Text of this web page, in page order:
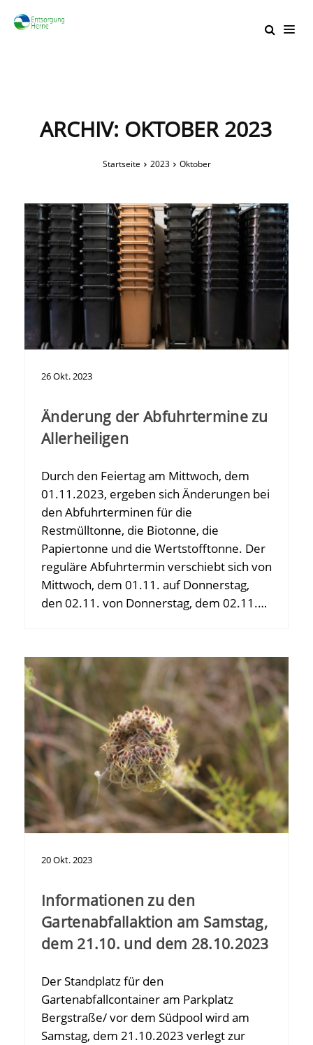
ARCHIV: OKTOBER 2023
Startseite 2023 Oktober
26Okt.2023
Änderung der Abfuhrtermine zu
Allerheiligen
Durch den Feiertag am Mittwoch, dem
01.11.2023, ergeben sich Änderungen bei
den Abfuhrterminen für die
Restmülltonne, die Biotonne, die
Papiertonne und die Wertstofftonne. Der
reguläre Abfuhrtermin verschiebt sich von
Mittwoch, dem 01.11. auf Donnerstag,
den 02.11. von Donnerstag, dem 02.11.…
20Okt.2023
Informationen zu den
Gartenabfallaktion am Samstag,
dem 21.10. und dem 28.10.2023
Der Standplatz für den
Gartenabfallcontainer am Parkplatz
Bergstraße/ vor dem Südpool wird am
Samstag, dem 21.10.2023 verlegt zur